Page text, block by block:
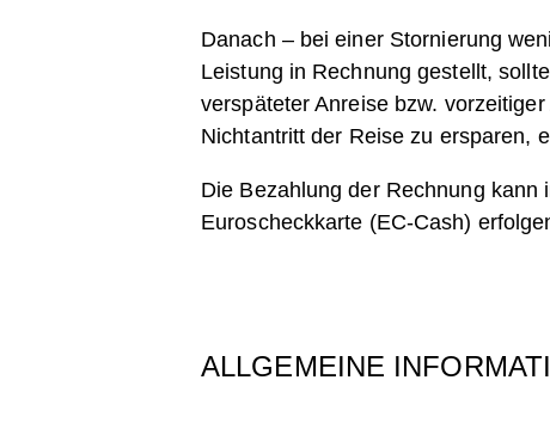
Danach – bei einer Stornierung
Leistung in Rechnung gestellt,
verspäteter Anreise bzw.
Nichtantritt der Reise zu ersparen,
Die Bezahlung der Rechnung
Euroscheckkarte (EC-Cash)
ALLGEMEINE